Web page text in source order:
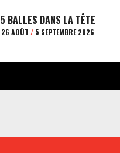
5 BALLES DANS LA TÊTE
26 AOÛT /5 SEPTEMBRE 2026